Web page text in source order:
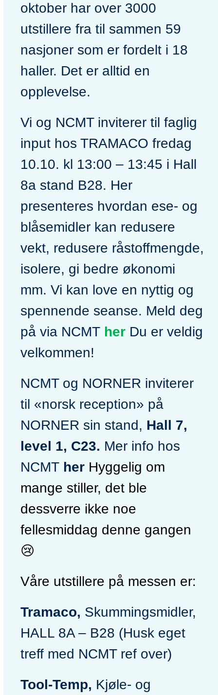
oktober har over 3000
utstillere fra til sammen 59
nasjoner som er fordelt i 18
haller. Det er alltid en
opplevelse.
Vi og NCMT inviterer til faglig
input hos TRAMACO fredag
10.10. kl 13:00 – 13:45 i Hall
8a stand B28. Her
presenteres hvordan ese- og
blåsemidler kan redusere
vekt, redusere råstoffmengde,
isolere, gi bedre økonomi
mm. Vi kan love en nyttig og
spennende seanse. Meld deg
på via NCMT her Du er veldig
velkommen!
NCMT og NORNER inviterer
til «norsk reception» på
NORNER sin stand, Hall 7,
level 1, C23. Mer info hos
NCMT her Hyggelig om
mange stiller, det ble
dessverre ikke noe
fellesmiddag denne gangen
😢
Våre utstillere på messen er:
Tramaco, Skummingsmidler,
HALL 8A – B28 (Husk eget
treff med NCMT ref over)
Tool-Temp, Kjøle- og